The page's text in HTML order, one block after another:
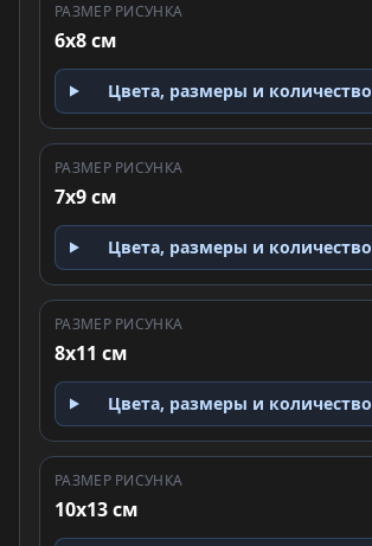
РАЗМЕР РИСУНКА
6x8 см
Цвета, размеры и количество
РАЗМЕР РИСУНКА
7x9 см
Цвета, размеры и количество
РАЗМЕР РИСУНКА
8x11 см
Цвета, размеры и количество
РАЗМЕР РИСУНКА
10x13 см